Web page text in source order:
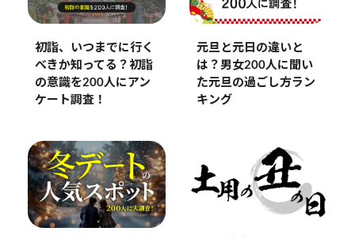
初詣、いつまでに行く
べきか知ってる？初詣
の意識を200人にアン
ケート調査！
元旦と元日の違いと
は？男女200人に聞い
た元旦の過ごし方ラン
キング